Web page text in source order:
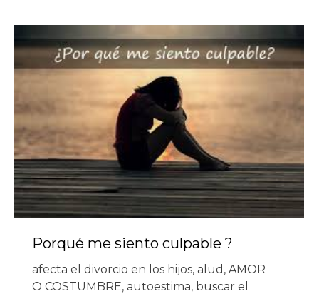
Porqué me siento culpable ?
afecta el divorcio en los hijos, alud , AMOR
O COSTUMBRE, autoestima, buscar el